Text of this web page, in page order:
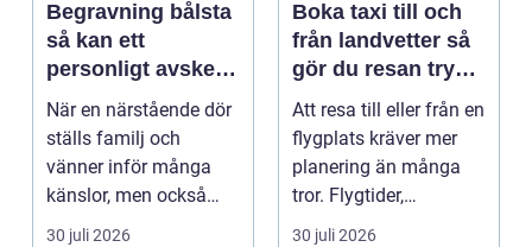
Begravning bålsta
så kan ett
personligt avsked
formas
När en närstående dör
ställs familj och
vänner inför många
känslor, men också
praktiska beslut. En b...
30 juli 2026
Boka taxi till och
från landvetter så
gör du resan trygg
och smidig
Att resa till eller från en
flygplats kräver mer
planering än många
tror. Flygtider,
packning, säker...
30 juli 2026